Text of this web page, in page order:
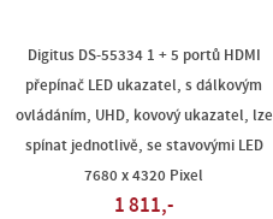
Digitus DS-55334 1 + 5 portů HDMI
přepínač LED ukazatel, s dálkovým
ovládáním, UHD, kovový ukazatel, lze
spínat jednotlivě, se stavovými LED
7680 x 4320 Pixel
1 811,-